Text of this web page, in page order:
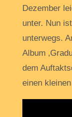
Dezember
unter. Nun
unterwegs.
Album
dem
einen